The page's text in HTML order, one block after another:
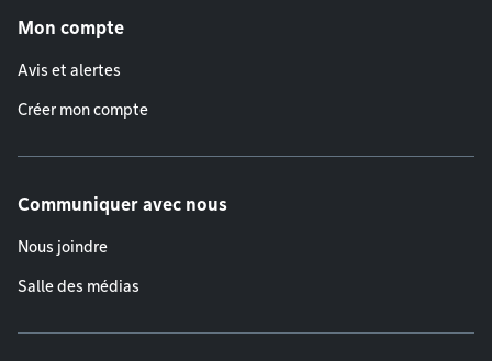
Mon compte
Avis et alertes
Créer mon compte
Communiquer avec nous
Nous joindre
Salle des médias